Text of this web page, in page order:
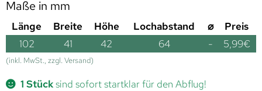
Maße in mm
Länge Breite Höhe Lochabstand ⌀
Preis
102
41 42 64 - 5,99€
(inkl. MwSt., zzgl. Versand)
1 Stücksind sofort startklar für den Abflug!